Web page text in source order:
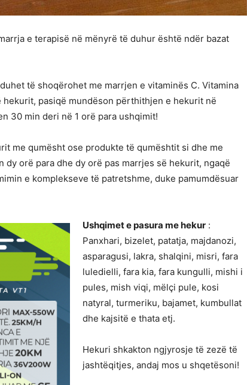
e terapisë në mënyrë të duhur është ndër bazat
të shoqërohet me marrjen e vitaminës C. Vitamina
pasiqë mundëson përthithjen e hekurit në
30 min deri në 1 orë para ushqimit!
me qumësht ose produkte të qumështit si dhe me
dy orë para dhe dy orë pas marrjes së hekurit, ngaqë
e komplekseve të patretshme, duke pamumdësuar
Ushqimet e pasura me hekur :
Panxhari, bizelet, patatja, majdanozi,
asparagusi, lakra, shalqini, misri, fara
luledielli, fara kia, fara kungulli, mishi i
pules, mish viqi, mëlçi pule, kosi
natyral, turmeriku, bajamet, kumbullat
dhe kajsitë e thata etj.
Hekuri shkakton ngjyrosje të zezë të
jashtëqitjes, andaj mos u shqetësoni!